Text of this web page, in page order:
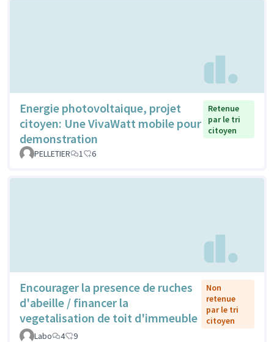
Energie photovoltaique, projet
citoyen: Une VivaWatt mobile pour
demonstration
Retenue
par le tri
citoyen
PELLETIER 1 6
Encourager la presence de ruches
d'abeille / financer la
vegetalisation de toit d'immeuble
Non
retenue
par le tri
citoyen
Labo
4 9